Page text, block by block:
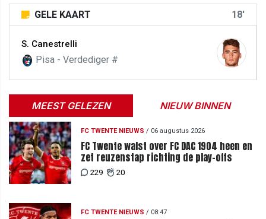
GELE KAART 18'
S. Canestrelli
Pisa - Verdediger #
MEEST GELEZEN NIEUW BINNEN
FC TWENTE NIEUWS / 06 augustus 2026
FC Twente walst over FC DAC 1904 heen en
zet reuzenstap richting de play-offs
229 20
FC TWENTE NIEUWS / 08:47